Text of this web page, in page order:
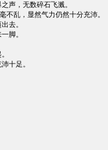
声，无数碎石飞溅。
不乱，显然气力仍然十分充沛。
去。
脚。
十足。